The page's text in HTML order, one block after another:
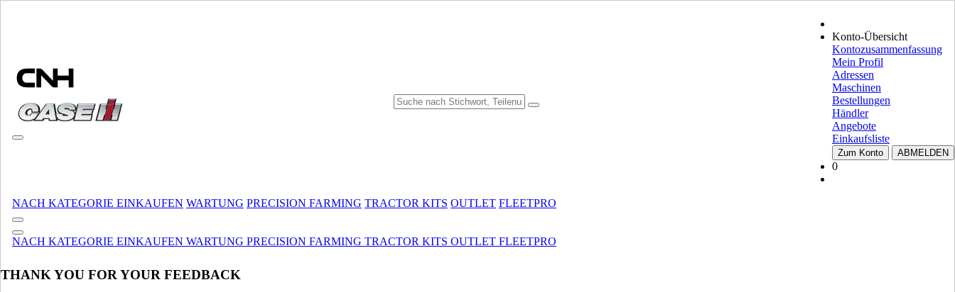
Konto-Übersicht
Kontozusammenfassung
Mein Profil
Adressen
Maschinen
Bestellungen
Händler
Angebote
Einkaufsliste
Zum Konto ABMELDEN
0
NACH KATEGORIE EINKAUFEN WARTUNG PRECISION FARMING TRACTOR KITS OUTLET FLEETPRO
NACH KATEGORIE EINKAUFEN WARTUNG PRECISION FARMING TRACTOR KITS OUTLET FLEETPRO
THANK YOU FOR YOUR FEEDBACK
MARKE UND SPRACHE WÄHLEN
Nordamerika
USA